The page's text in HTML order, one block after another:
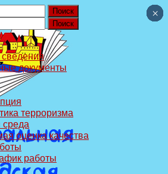
документы
терроризма
среда
оценка качества
работы
×
×
×
×
×
×
×
×
×
×